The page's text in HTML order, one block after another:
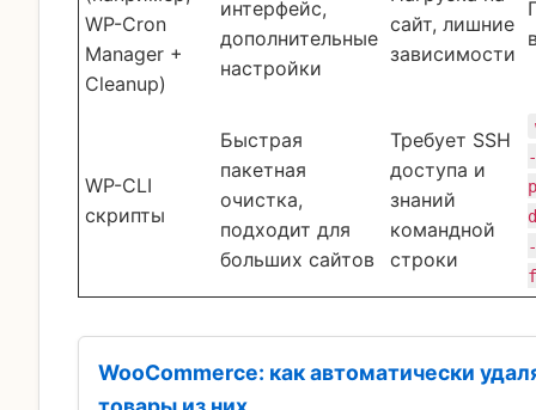
WP-Cron
Manager +
Cleanup)
интерфейс,
дополнительные
настройки
сайт, лишние
зависимости
WP-CLI
скрипты
Быстрая
пакетная
очистка,
подходит для
больших сайтов
Требует SSH
доступа и
знаний
командной
строки
WooCommerce: как автоматически